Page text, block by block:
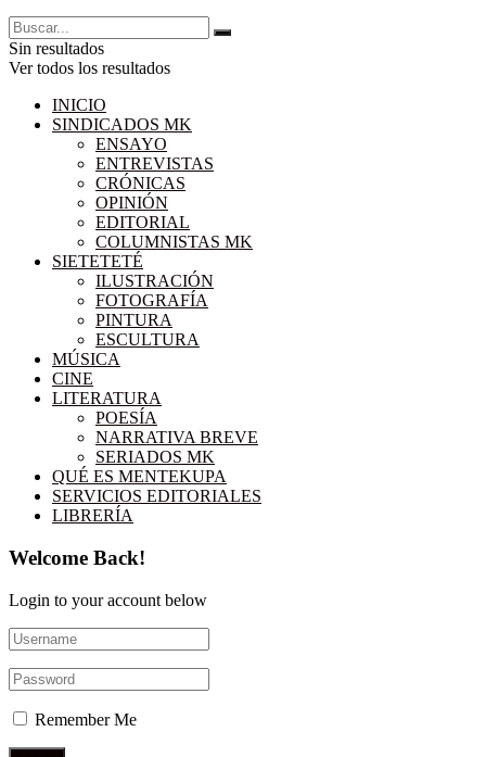
Sin resultados
Ver todos los resultados
INICIO
SINDICADOS MK
ENSAYO
ENTREVISTAS
CRÓNICAS
OPINIÓN
EDITORIAL
COLUMNISTAS MK
SIETETETÉ
ILUSTRACIÓN
FOTOGRAFÍA
PINTURA
ESCULTURA
MÚSICA
CINE
LITERATURA
POESÍA
NARRATIVA BREVE
SERIADOS MK
QUÉ ES MENTEKUPA
SERVICIOS EDITORIALES
LIBRERÍA
Welcome Back!
Login to your account below
Remember Me